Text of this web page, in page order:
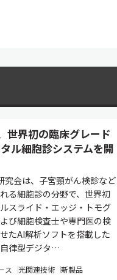
世界初の臨床グレード
ル細胞診システムを開
究会は、子宮頸がん検診など
る細胞診の分野で、世界初
スライド・エッジ・トモグ
び細胞検査士や専門医の検
たAI解析ソフトを搭載した
律型デジタ…
ス 光関連技術 新製品